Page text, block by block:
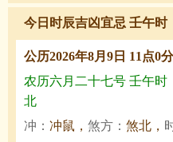
今日时辰吉凶宜忌 壬午时
公历2026年8月9日 11点0
农历六月二十七号 壬午时
北
冲： 冲鼠， 煞方： 煞北，